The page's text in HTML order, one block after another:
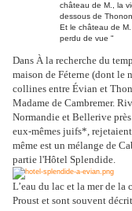
château de M., la
dessous de
Et le château de
perdu de vue "
Dans À la recherche du
maison de Féterne (dont le
collines entre Évian et
Madame de Cambremer.
Normandie et Bellerive
eux-mêmes juifs*,
même est un mélange de
partie l'Hôtel Splendide.
L’eau du lac et la mer de la
Proust et sont souvent